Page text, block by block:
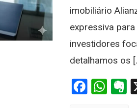
imobiliário
expressiva
investidores
detalhamos os